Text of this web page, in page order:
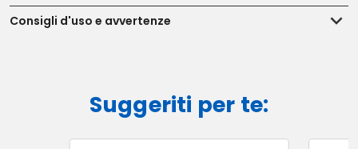
Consigli d'uso e avvertenze
Suggeriti per te: